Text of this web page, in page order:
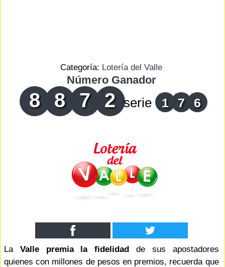
Categoría: Lotería del Valle
Número Ganador
8 8 7 2 serie 1 7 6
La Valle premia la fidelidad de sus apostadores
quienes con millones de pesos en premios, recuerda que